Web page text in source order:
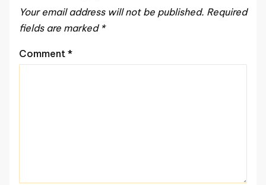
Your email address will not be published. Required
fields are marked *
Comment *